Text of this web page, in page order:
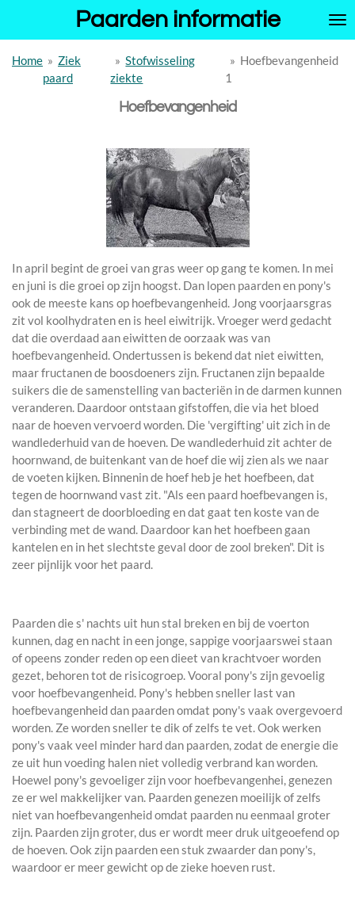
de
hoofdinhoud
Paarden informatie
Home » Ziek
paard
» Stofwisseling
ziekte
» Hoefbevangenheid
1
Hoefbevangenheid
In april begint de groei van gras weer op gang te komen. In mei
en juni is die groei op zijn hoogst. Dan lopen paarden en pony's
ook de meeste kans op hoefbevangenheid. Jong voorjaarsgras
zit vol koolhydraten en is heel eiwitrijk. Vroeger werd gedacht
dat die overdaad aan eiwitten de oorzaak was van
hoefbevangenheid. Ondertussen is bekend dat niet eiwitten,
maar fructanen de boosdoeners zijn. Fructanen zijn bepaalde
suikers die de samenstelling van bacteriën in de darmen kunnen
veranderen. Daardoor ontstaan gifstoffen, die via het bloed
naar de hoeven vervoerd worden. Die 'vergifting' uit zich in de
wandlederhuid van de hoeven. De wandlederhuid zit achter de
hoornwand, de buitenkant van de hoef die wij zien als we naar
de voeten kijken. Binnenin de hoef heb je het hoefbeen, dat
tegen de hoornwand vast zit. "Als een paard hoefbevangen is,
dan stagneert de doorbloeding en dat gaat ten koste van de
verbinding met de wand. Daardoor kan het hoefbeen gaan
kantelen en in het slechtste geval door de zool breken". Dit is
zeer pijnlijk voor het paard.
Paarden die s' nachts uit hun stal breken en bij de voerton
kunnen, dag en nacht in een jonge, sappige voorjaarswei staan
of opeens zonder reden op een dieet van krachtvoer worden
gezet, behoren tot de risicogroep. Vooral pony's zijn gevoelig
voor hoefbevangenheid. Pony's hebben sneller last van
hoefbevangenheid dan paarden omdat pony's vaak overgevoerd
worden. Ze worden sneller te dik of zelfs te vet. Ook werken
pony's vaak veel minder hard dan paarden, zodat de energie die
ze uit hun voeding halen niet volledig verbrand kan worden.
Hoewel pony's gevoeliger zijn voor hoefbevangenhei, genezen
ze er wel makkelijker van. Paarden genezen moeilijk of zelfs
niet van hoefbevangenheid omdat paarden nu eenmaal groter
zijn. Paarden zijn groter, dus er wordt meer druk uitgeoefend op
de hoeven. Ook zijn paarden een stuk zwaarder dan pony's,
waardoor er meer gewicht op de zieke hoeven rust.